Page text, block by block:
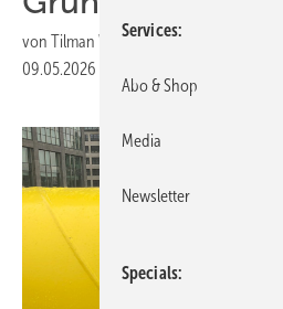
von Tilman Weber
09.05.2026
Services
Abo & Shop
Media
Newsletter
Specials